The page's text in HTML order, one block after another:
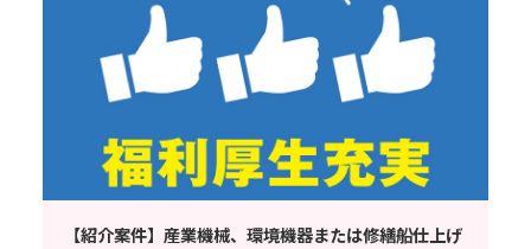
【紹介案件】産業機械、環境機器または修繕船仕上げ